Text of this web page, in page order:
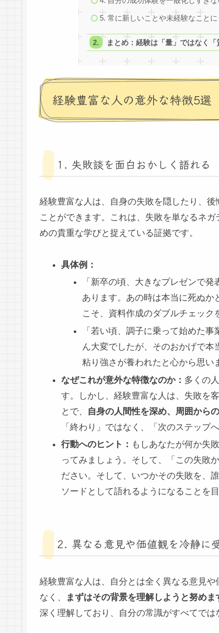
5. 常に新しいことや未経験なこと
まとめ：経験は「量」ではなく
経験豊富な人の意外な特徴5選
1. 失敗談を面白おかしく語れる
経験豊富な人は、自身の失敗を隠したり、
ことができます。これは、失敗を単なるネ
めの貴重な学びと捉えている証拠です。
具体例：
「新卒の頃、大きなプレゼンで
あります。あの時は本当に死ぬ
こそ、資料作成のダブルチェッ
「若い頃、調子に乗って始めた
ん大変でしたが、そのおかげで
粘り強さが養われたと心から思い
なぜこれが意外な特徴なのか： 多くの
す。しかし、経験豊富な人は、失敗を
とで、
自身の人間性を深め、周囲から
「終わり」ではなく、「次のステップ
行動へのヒント： もしあなたが何か失
ってみましょう。そして、「この失敗
ださい。そして、いつかその失敗を、
ソードとして語れるようになることを
2. 異なる意見や価値観を冷静に
経験豊富な人は、自分とは全く異なる意見
なく、
まずはその背景を理解しようと努めま
深く理解しており、自分の常識がすべてで